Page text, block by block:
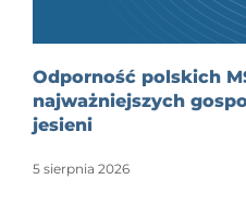
Odporność polskich
najważniejszych
jesieni
5 sierpnia 2026